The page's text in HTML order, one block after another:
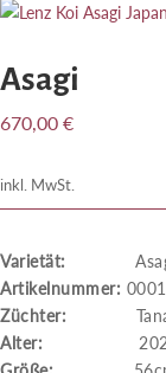
Asagi
670,00 €
inkl. MwSt.
Varietät:
Artikelnummer:
Züchter: Tanaka
Alter: